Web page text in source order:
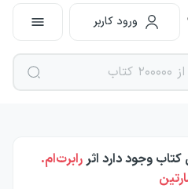
ورود کاربر
کتاب وجود دارد اثررابرت‌ام.